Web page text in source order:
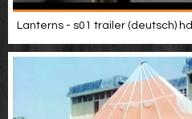
Lanterns - s01 trailer (deutsch) hd